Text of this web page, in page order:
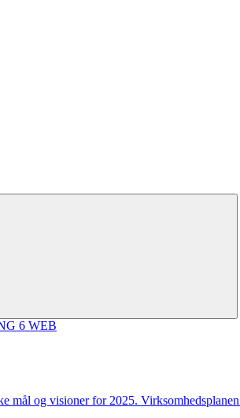
mål og visioner for 2025.